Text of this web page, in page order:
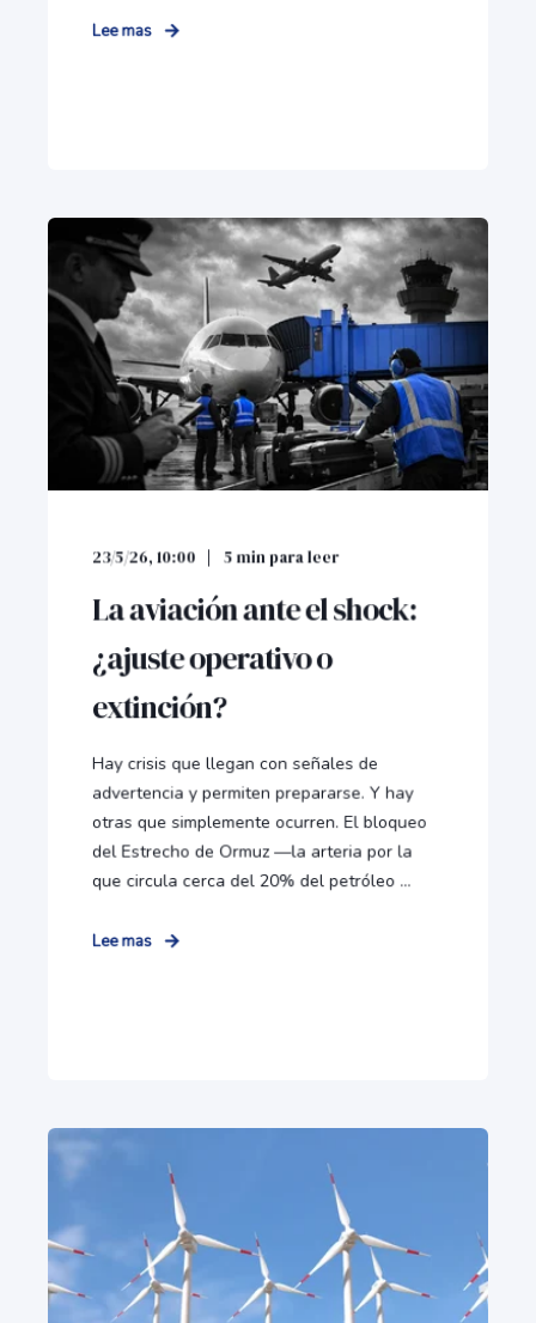
Lee mas
23/5/26, 10:00 5 min para leer
La aviación ante el shock:
¿ajuste operativo o
extinción?
Hay crisis que llegan con señales de
advertencia y permiten prepararse. Y hay
otras que simplemente ocurren. El bloqueo
del Estrecho de Ormuz —la arteria por la
que circula cerca del 20% del petróleo ...
Lee mas